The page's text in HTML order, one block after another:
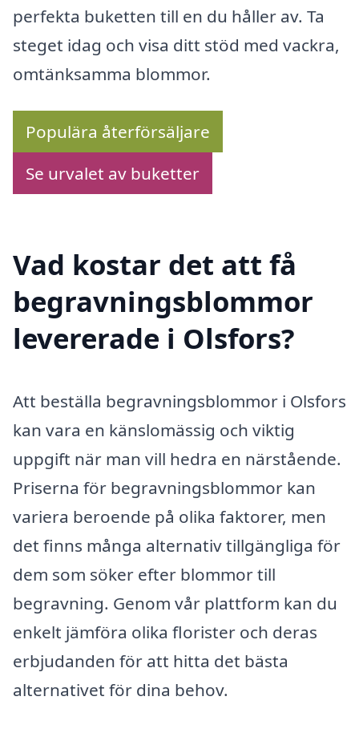
perfekta buketten till en du håller av. Ta
steget idag och visa ditt stöd med vackra,
omtänksamma blommor.
Populära återförsäljare
Se urvalet av buketter
Vad kostar det att få
begravningsblommor
levererade i Olsfors?
Att beställa begravningsblommor i Olsfors
kan vara en känslomässig och viktig
uppgift när man vill hedra en närstående.
Priserna för begravningsblommor kan
variera beroende på olika faktorer, men
det finns många alternativ tillgängliga för
dem som söker efter blommor till
begravning. Genom vår plattform kan du
enkelt jämföra olika florister och deras
erbjudanden för att hitta det bästa
alternativet för dina behov.